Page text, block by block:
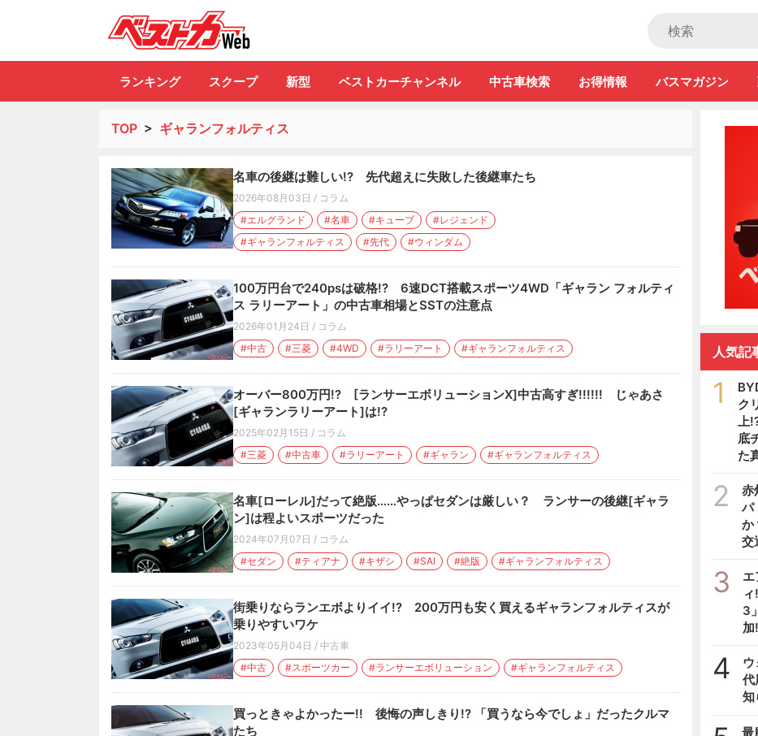
ランキング スクープ 新型 ベストカーチャンネル 中古車検索 お得情報 バスマガジン
TOP > ギャランフォルティス
名車の後継は難しい!? 先代超えに失敗した後継車たち
2026年08月03日 / コラム
#エルグランド
#名車 #キューブ
#レジェンド
#ギャランフォルティス
#先代 #ウィンダム
100万円台で240psは破格!? 6速DCT搭載スポーツ4WD「ギャラン フォルティ
ス ラリーアート」の中古車相場とSSTの注意点
2026年01月24日 / コラム
#中古
#三菱 #4WD #ラリーアート #ギャランフォルティス
オーバー800万円!? [ランサーエボリューションX]中古高すぎ!!!!!! じゃあさ
[ギャランラリーアート]は!?
2025年02月15日 / コラム
#三菱
#中古車 #ラリーアート #ギャラン #ギャランフォルティス
名車[ローレル]だって絶版……やっぱセダンは厳しい？ ランサーの後継[ギャラ
ン]は程よいスポーツだった
2024年07月07日 / コラム
#セダン
#ティアナ #キザシ #SAI #絶版 #ギャランフォルティス
街乗りならランエボよりイイ!? 200万円も安く買えるギャランフォルティスが
乗りやすいワケ
2023年05月04日 / 中古車
#中古
#スポーツカー #ランサーエボリューション #ギャランフォルティス
買っときゃよかったー!! 後悔の声しきり!? 「買うなら今でしょ」だったクルマ
たち
人気記
1
ク
上
底
た
2
赤
パ
か
交
3
3
加
4
知
最